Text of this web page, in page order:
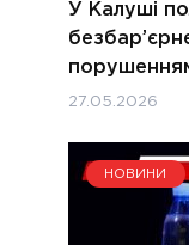
У Калуші
27.05.2026
НОВИНИ